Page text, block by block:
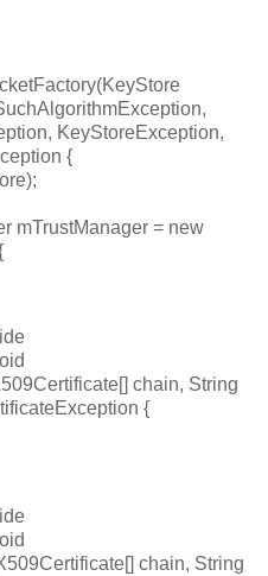
KeyStoreException,
{
= new
chain, String
{
chain, String